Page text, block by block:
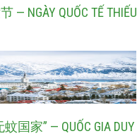
— NGÀY QUỐC TẾ THIẾU
国家” — QUỐC GIA DUY